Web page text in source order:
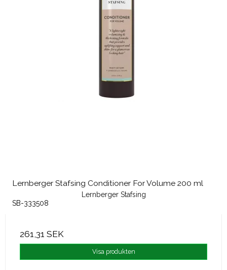
Lernberger Stafsing Conditioner For Volume 200 ml
Lernberger Stafsing
SB-333508
261,31 SEK
Visa produkten